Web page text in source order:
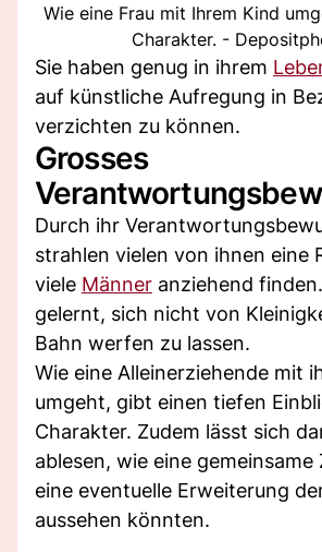
Wie eine Frau mit Ihrem Kind
Charakter. -
Sie haben genug in ihrem
auf künstliche Aufregung in
verzichten zu können.
Grosses
Durch ihr
strahlen vielen von ihnen eine
viele Männer anziehend
gelernt, sich nicht von
Bahn werfen zu lassen.
Wie eine Alleinerziehende mit
umgeht, gibt einen tiefen
Charakter. Zudem lässt sich
ablesen, wie eine
eine eventuelle Erweiterung
aussehen könnten.